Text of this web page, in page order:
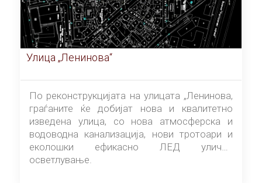
Улица „Ленинова“
По реконструкцијата на улицата „Ленинова,
граѓаните ќе добијат нова и квалитетно
изведена улица, со нова атмосферска и
водоводна канализација, нови тротоари и
еколошки ефикасно ЛЕД улично
осветлување.